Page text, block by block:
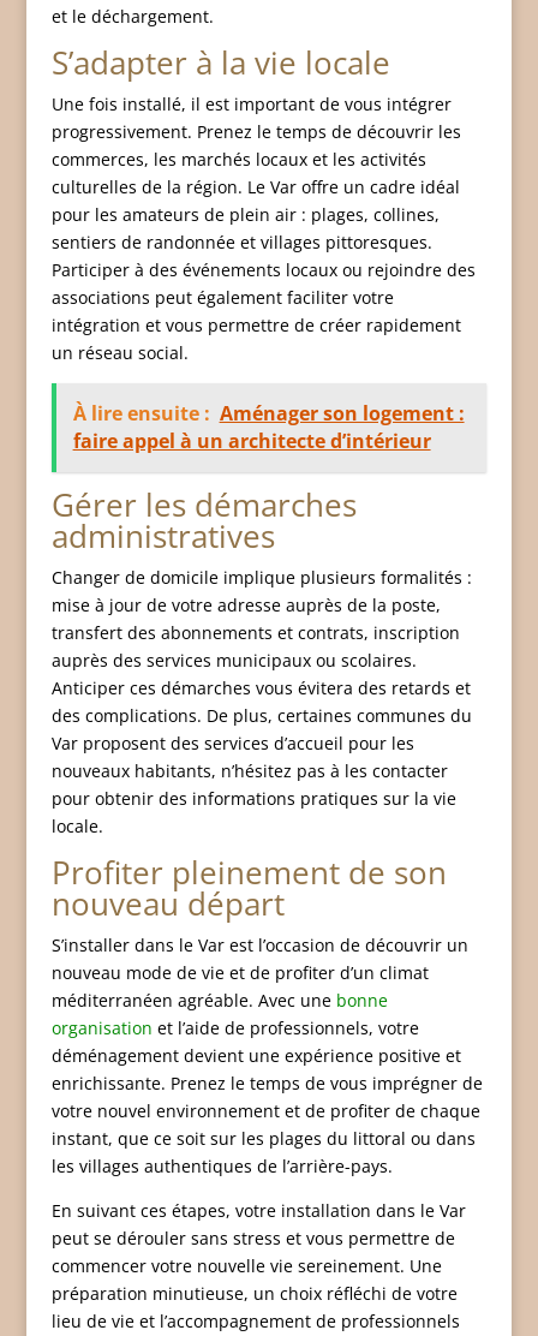
et le déchargement.
S’adapter à la vie locale
Une fois installé, il est important de vous intégrer
progressivement. Prenez le temps de découvrir les
commerces, les marchés locaux et les activités
culturelles de la région. Le Var offre un cadre idéal
pour les amateurs de plein air : plages, collines,
sentiers de randonnée et villages pittoresques.
Participer à des événements locaux ou rejoindre des
associations peut également faciliter votre
intégration et vous permettre de créer rapidement
un réseau social.
À lire ensuite : Aménager son logement :
faire appel à un architecte d’intérieur
Gérer les démarches
administratives
Changer de domicile implique plusieurs formalités :
mise à jour de votre adresse auprès de la poste,
transfert des abonnements et contrats, inscription
auprès des services municipaux ou scolaires.
Anticiper ces démarches vous évitera des retards et
des complications. De plus, certaines communes du
Var proposent des services d’accueil pour les
nouveaux habitants, n’hésitez pas à les contacter
pour obtenir des informations pratiques sur la vie
locale.
Profiter pleinement de son
nouveau départ
S’installer dans le Var est l’occasion de découvrir un
nouveau mode de vie et de profiter d’un climat
méditerranéen agréable. Avec une bonne
organisation et l’aide de professionnels, votre
déménagement devient une expérience positive et
enrichissante. Prenez le temps de vous imprégner de
votre nouvel environnement et de profiter de chaque
instant, que ce soit sur les plages du littoral ou dans
les villages authentiques de l’arrière-pays.
En suivant ces étapes, votre installation dans le Var
peut se dérouler sans stress et vous permettre de
commencer votre nouvelle vie sereinement. Une
préparation minutieuse, un choix réfléchi de votre
lieu de vie et l’accompagnement de professionnels